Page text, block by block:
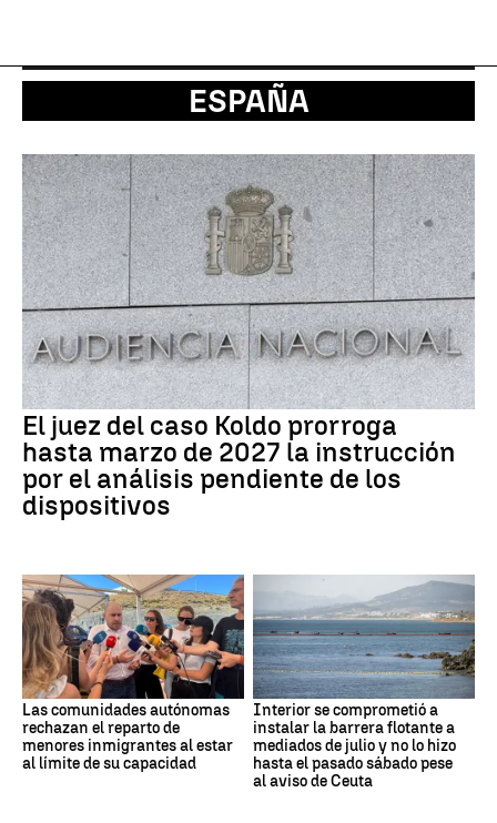
ESPAÑA
El juez del caso Koldo prorroga
hasta marzo de 2027 la instrucción
por el análisis pendiente de los
dispositivos
Las comunidades autónomas
rechazan el reparto de
menores inmigrantes al estar
al límite de su capacidad
Interior se comprometió a
instalar la barrera flotante a
mediados de julio y no lo hizo
hasta el pasado sábado pese
al aviso de Ceuta